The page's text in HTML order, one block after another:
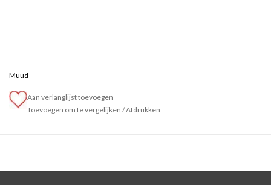
Muud
Aan verlanglijst toevoegen
Toevoegen om te vergelijken /Afdrukken